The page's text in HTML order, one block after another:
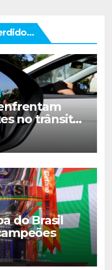
no trânsito
do Brasil